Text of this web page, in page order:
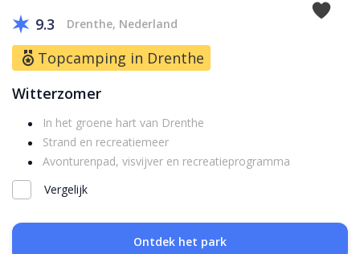
9.3 Drenthe, Nederland
Topcamping in Drenthe
Witterzomer
In het groene hart van Drenthe
Strand en recreatiemeer
Avonturenpad, visvijver en recreatieprogramma
Vergelijk
Ontdek het park